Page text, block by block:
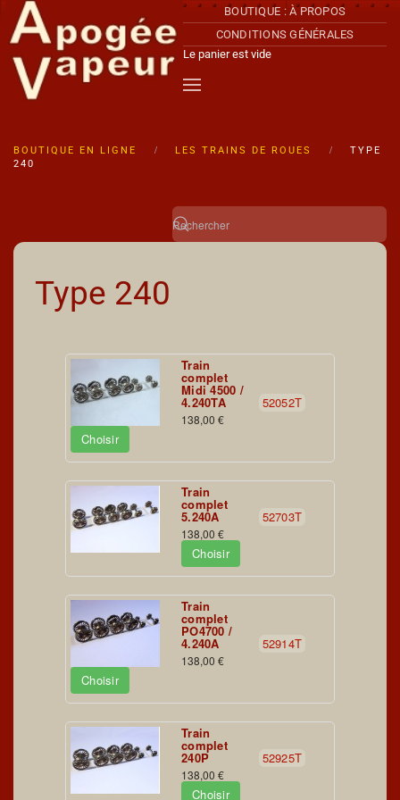
Accéder au contenu principal
BOUTIQUE : À PROPOS
CONDITIONS GÉNÉRALES
Le panier est vide
BOUTIQUE EN LIGNE LES TRAINS DE ROUES
TYPE
240
Type 240
Train
complet
Midi 4500 /
4.240TA 52052T
138,00 €
Choisir
Train
complet
5.240A 52703T
138,00 €
Choisir
Train
complet
PO4700 /
4.240A 52914T
138,00 €
Choisir
Train
complet
240P 52925T
138,00 €
Choisir